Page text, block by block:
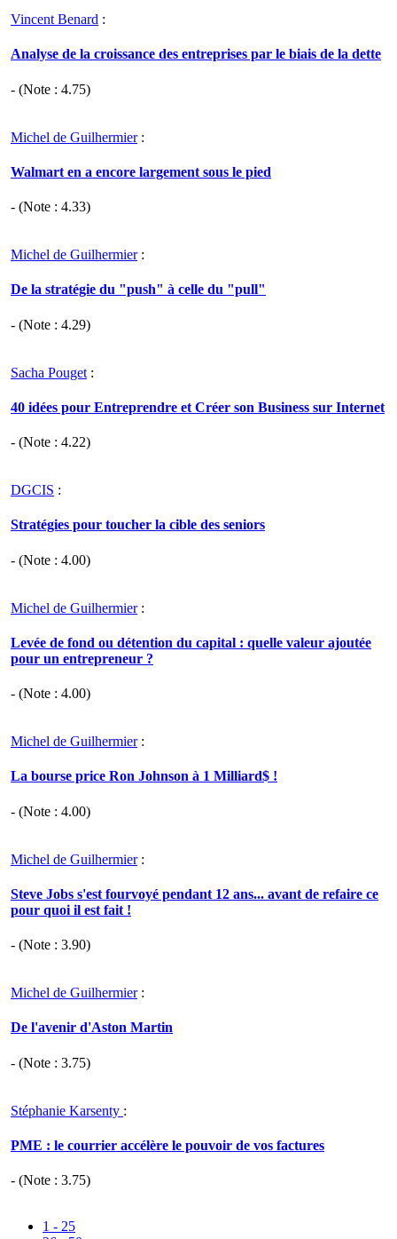
Vincent Benard :
Analyse de la croissance des entreprises par le biais de la dette
- (Note : 4.75)
Michel de Guilhermier:
Walmart en a encore largement sous le pied
- (Note : 4.33)
Michel de Guilhermier:
De la stratégie du "push" à celle du "pull"
- (Note : 4.29)
Sacha Pouget :
40 idées pour Entreprendre et Créer son Business sur Internet
- (Note : 4.22)
DGCIS :
Stratégies pour toucher la cible des seniors
- (Note : 4.00)
Michel de Guilhermier:
Levée de fond ou détention du capital : quelle valeur ajoutée
pour un entrepreneur ?
- (Note : 4.00)
Michel de Guilhermier:
La bourse price Ron Johnson à 1 Milliard$ !
- (Note : 4.00)
Michel de Guilhermier:
Steve Jobs s'est fourvoyé pendant 12 ans... avant de refaire ce
pour quoi il est fait !
- (Note : 3.90)
Michel de Guilhermier:
De l'avenir d'Aston Martin
- (Note : 3.75)
Stéphanie Karsenty :
PME : le courrier accélère le pouvoir de vos factures
- (Note : 3.75)
1 - 25